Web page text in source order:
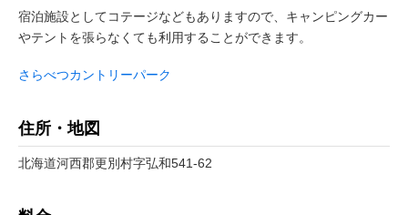
宿泊施設としてコテージなどもありますので、キャンピングカー
やテントを張らなくても利用することができます。
さらべつカントリーパーク
住所・地図
北海道河西郡更別村字弘和541-62